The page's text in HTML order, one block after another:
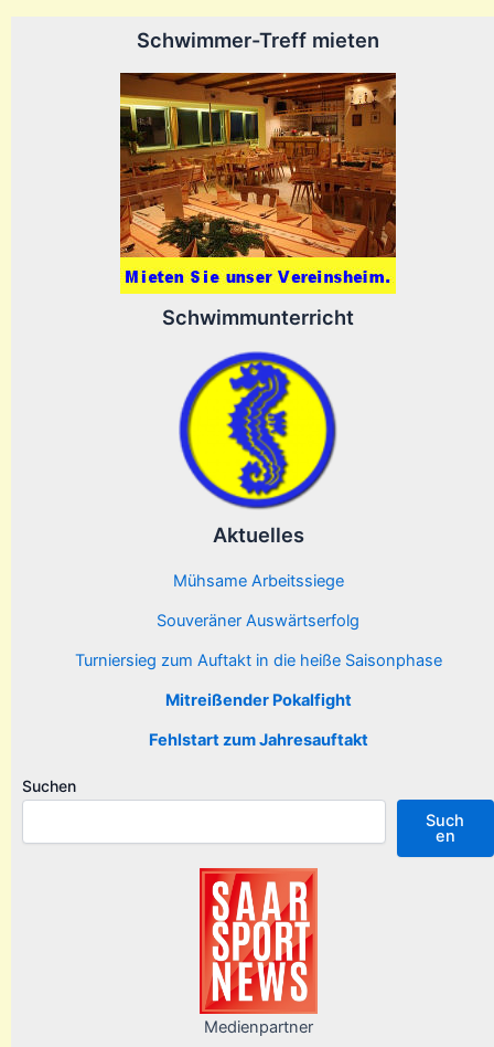
Schwimmer-Treff mieten
Schwimmunterricht
Aktuelles
Mühsame Arbeitssiege
Souveräner Auswärtserfolg
Turniersieg zum Auftakt in die heiße Saisonphase
Mitreißender Pokalfight
Fehlstart zum Jahresauftakt
Suchen
Such
en
Medienpartner